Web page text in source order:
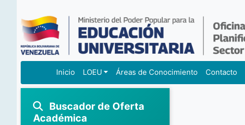
Inicio LOEU Áreas de Conocimiento Contacto
Buscador de Oferta
Académica